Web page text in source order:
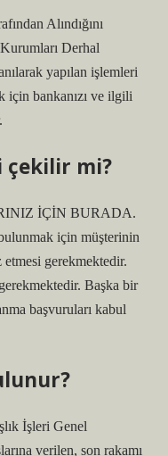
Alındığını
Derhal
yapılan işlemleri
için bankanızı ve ilgili
çekilir mi?
İÇİN BURADA.
için müşterinin
gerekmektedir.
Başka bir
başvuruları kabul
İşleri Genel
verilen, son rakamı